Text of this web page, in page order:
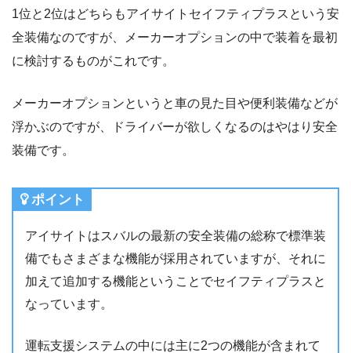
1位と2位はどちらもアイサイトセイフティプラスという安
全装備なのですが、メーカーオプションの中で装着を最初
に検討するものがこれです。
メーカーオプションというと車の見た目や便利装備などが
浮かぶのですが、ドライバーが欲しくなるのはやはり安全
装備です。
ポイント
アイサイトはスバルの最新の安全装備の総称で標準装
備でもさまざまな機能が採用されていますが、それに
加えて追加する機能ということでセイフティプラスと
なっています。
運転支援システムの中には主に2つの機能が含まれて